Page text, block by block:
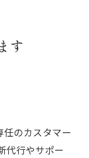
す
のカスタマー
代行やサポー